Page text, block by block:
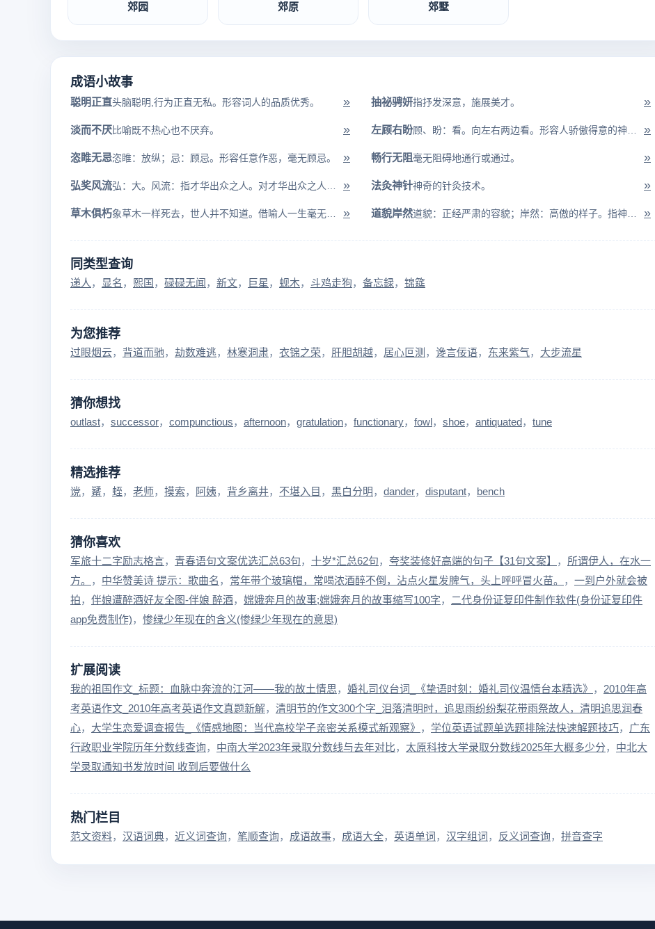
郊园 郊原 郊墅
成语小故事
聪明正直头脑聪明,行为正直无私。形容词人的品质优秀。 » 抽祕骋妍指抒发深意，施展美才。 »
淡而不厌比喻既不热心也不厌弃。 » 左顾右盼 »
恣睢无忌恣睢：放纵；忌：顾忌。形容任意作恶，毫无顾忌。 » 畅行无阻毫无阻碍地通行或通过。 »
弘奖风流 » 法灸神针神奇的针灸技术。 »
草木俱朽 » 道貌岸然 »
同类型查询
递人 显名 熙国 碌碌无闻 新文 巨星 蚬木 斗鸡走狗 备忘録 锦筵
为您推荐
过眼烟云 背道而驰 劫数难逃 林寒洞肃 衣锦之荣 肝胆胡越 居心叵测 谗言佞语 东来紫气 大步流星
猜你想找
outlast successor compunctious afternoon gratulation functionary fowl shoe antiquated tune
精选推荐
谠 觺 蛭 老师 摸索 阿姨 背乡离井 不堪入目 黑白分明 dander disputant bench
猜你喜欢
军旅十二字励志格言 青春语句文案优选汇总63句 十岁*汇总62句 夸奖装修好高端的句子【31句文案】
所谓伊人，在水一
方。
中华赞美诗 提示：歌曲名 常年带个玻璃帽，常喝浓酒醉不倒，沾点火星发脾气，头上呼呼冒火苗。
一到户外就会被
拍
伴娘遭醉酒好友全图-伴娘 醉酒 嫦娥奔月的故事;嫦娥奔月的故事缩写100字
二代身份证复印件制作软件(身份证复印件
app免费制作)
惨绿少年现在的含义(惨绿少年现在的意思)
扩展阅读
我的祖国作文_标题：血脉中奔流的江河——我的故土情思 婚礼司仪台词_《挚语时刻：婚礼司仪温情台本精选》
2010年高
考英语作文_2010年高考英语作文真题新解
清明节的作文300个字_泪落清明时，追思雨纷纷梨花带雨祭故人，清明追思润春
心
大学生恋爱调查报告_《情感地图：当代高校学子亲密关系模式新观察》 学位英语试题单选题排除法快速解题技巧
广东
行政职业学院历年分数线查询
中南大学2023年录取分数线与去年对比 太原科技大学录取分数线2025年大概多少分
中北大
学录取通知书发放时间 收到后要做什么
热门栏目
范文资料 汉语词典 近义词查询 笔顺查询 成语故事 成语大全 英语单词 汉字组词 反义词查询 拼音查字